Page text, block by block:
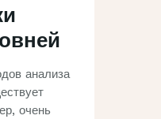
анализа
очень